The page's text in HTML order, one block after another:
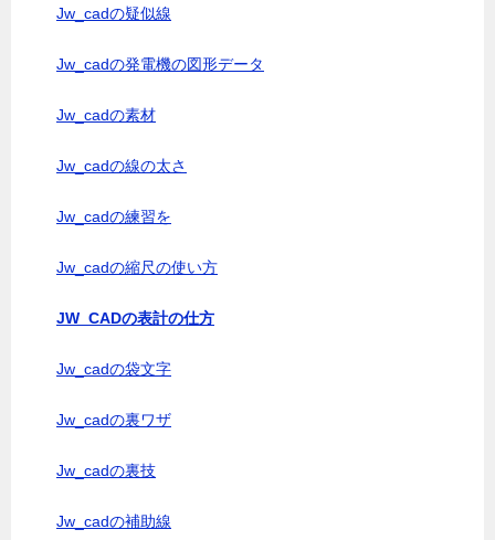
Jw_cadの疑似線
Jw_cadの発電機の図形データ
Jw_cadの素材
Jw_cadの線の太さ
Jw_cadの練習を
Jw_cadの縮尺の使い方
JW_CADの表計の仕方
Jw_cadの袋文字
Jw_cadの裏ワザ
Jw_cadの裏技
Jw_cadの補助線